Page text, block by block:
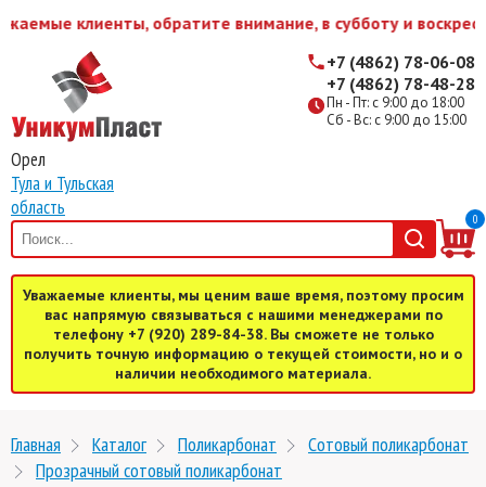
клиенты, обратите внимание, в субботу и
Орел
Тула и Тульская
область
Пн - Пт: с 9:00 до 18:00
Сб - Вс: с 9:00 до 15:00
+7 (4862) 78-06-08
+7 (4862) 78-48-28
0
Уважаемые клиенты, мы ценим ваше время, поэтому просим
вас напрямую связываться с нашими менеджерами по
телефону +7 (920) 289-84-38. Вы сможете не только
получить точную информацию о текущей стоимости, но и о
наличии необходимого материала.
Главная Каталог Поликарбонат
Cотовый поликарбонат
Прозрачный сотовый поликарбонат